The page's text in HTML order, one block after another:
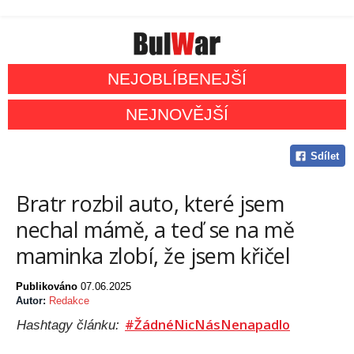
NEJOBLÍBENEJŠÍ
NEJNOVĚJŠÍ
Sdílet
Bratr rozbil auto, které jsem
nechal mámě, a teď se na mě
maminka zlobí, že jsem křičel
Publikováno 07.06.2025
Autor: Redakce
Hashtagy článku: #ŽádnéNicNásNenapadlo